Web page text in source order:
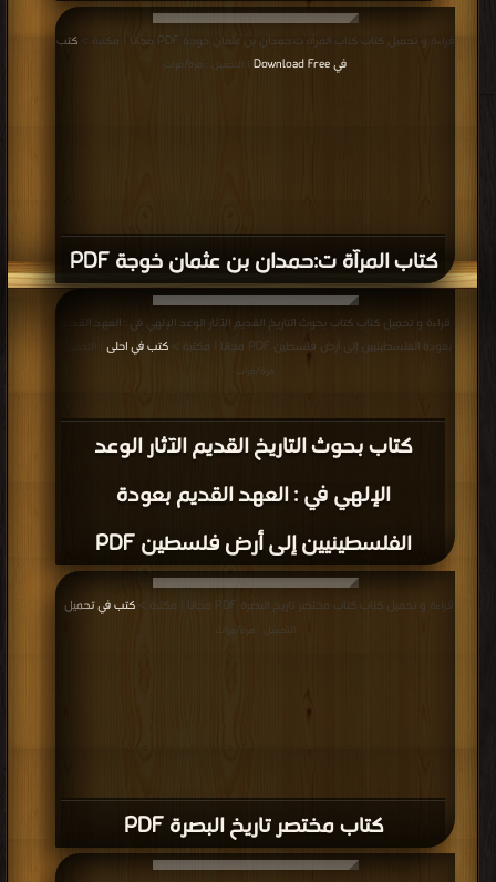
كتاب المرآة ت:حمدان بن عثمان خوجة PDF
قراءة و تحميل كتاب كتاب المرآة ت:حمدان بن عثمان خوجة PDF مجانا | مكتبة >
كتب
في Download Free
كتاب بحوث التاريخ القديم الآثار الوعد
الإلهي في : العهد القديم بعودة
الفلسطينيين إلى أرض فلسطين PDF
قراءة و تحميل كتاب كتاب بحوث التاريخ القديم الآثار الوعد الإلهي في : العهد القديم
بعودة الفلسطينيين إلى أرض فلسطين PDF مجانا | مكتبة >
كتب في احلى
كتاب مختصر تاريخ البصرة PDF
قراءة و تحميل كتاب كتاب مختصر تاريخ البصرة PDF مجانا | مكتبة >
قراءة و تحميل كتاب كتاب تاريخ العراق الإقتصادى فى القرن الرابع الهجرى ت:عبد